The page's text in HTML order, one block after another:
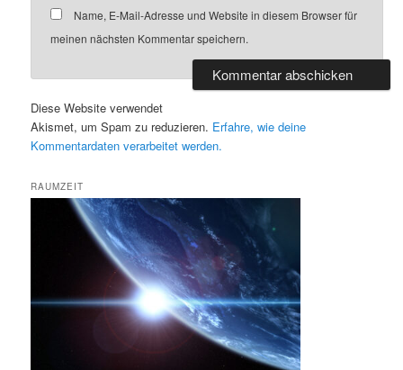
Name, E-Mail-Adresse und Website in diesem Browser für
meinen nächsten Kommentar speichern.
Diese Website verwendet
Akismet, um Spam zu reduzieren. Erfahre, wie deine
Kommentardaten verarbeitet werden.
RAUMZEIT